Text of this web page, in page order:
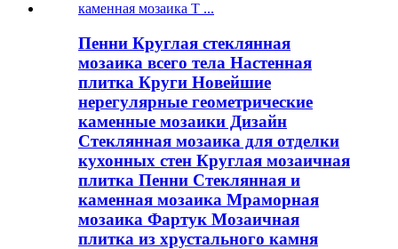
Пенни Круглая стеклянная
мозаика всего тела Настенная
плитка Круги Новейшие
нерегулярные геометрические
каменные мозаики Дизайн
Стеклянная мозаика для отделки
кухонных стен Круглая мозаичная
плитка Пенни Стеклянная и
каменная мозаика Мраморная
мозаика Фартук Мозаичная
плитка из хрустального камня